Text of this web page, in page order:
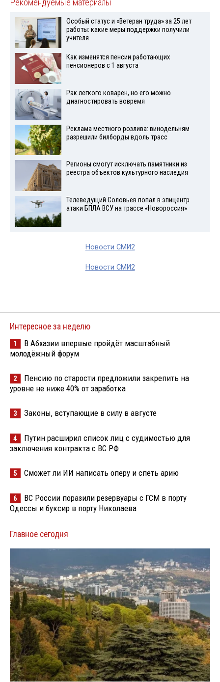
Рекомендуемые материалы
Особый статус и «Ветеран труда» за 25 лет
работы: какие меры поддержки получили
учителя
Как изменятся пенсии работающих
пенсионеров с 1 августа
Рак легкого коварен, но его можно
диагностировать вовремя
Реклама местного розлива: винодельням
разрешили билборды вдоль трасс
Регионы смогут исключать памятники из
реестра объектов культурного наследия
Телеведущий Соловьев попал в эпицентр
атаки БПЛА ВСУ на трассе «Новороссия»
Новости СМИ2
Новости СМИ2
Интересное за неделю
1
В Абхазии впервые пройдёт масштабный
молодёжный форум
2
Пенсию по старости предложили закрепить на
уровне не ниже 40% от заработка
3 Законы, вступающие в силу в августе
4
Путин расширил список лиц с судимостью для
заключения контракта с ВС РФ
5 Сможет ли ИИ написать оперу и спеть арию
6
ВС России поразили резервуары с ГСМ в порту
Одессы и буксир в порту Николаева
Главное сегодня